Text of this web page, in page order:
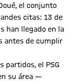
el conjunto
citas: 13 de
han llegado en la
antes de cumplir
partidos, el PSG
su área —